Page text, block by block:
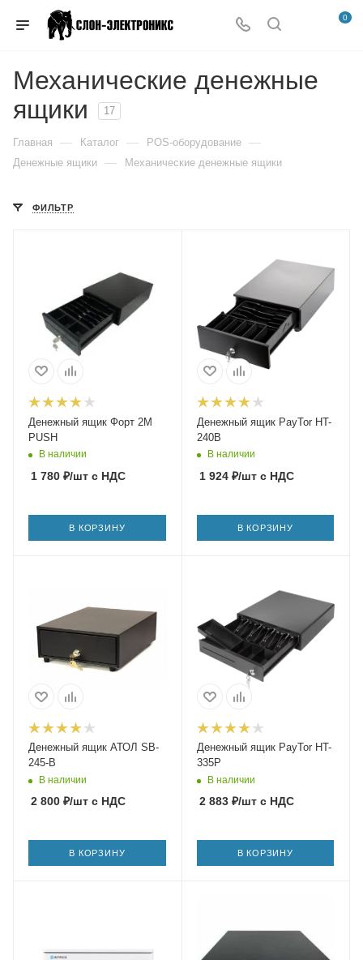
0
Механические денежные
ящики
17
Главная — Каталог — POS-оборудование —
Денежные ящики — Механические денежные ящики
ФИЛЬТР
Денежный ящик Форт 2M
PUSH
В наличии
1 780 ₽/шт с НДС
В КОРЗИНУ
Денежный ящик PayTor HT-
240B
В наличии
1 924₽/штс НДС
В КОРЗИНУ
Денежный ящик АТОЛ SB-
245-B
В наличии
2 800 ₽/шт с НДС
В КОРЗИНУ
Денежный ящик PayTor HT-
335P
В наличии
2 883₽/штс НДС
В КОРЗИНУ